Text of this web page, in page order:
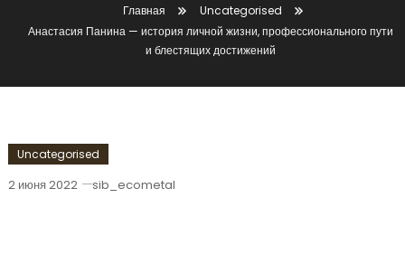
Главная
Uncategorised
Анастасия Панина — история личной жизни, профессионального пути
и блестящих достижений
Uncategorised
2 июня 2022 sib_ecometal